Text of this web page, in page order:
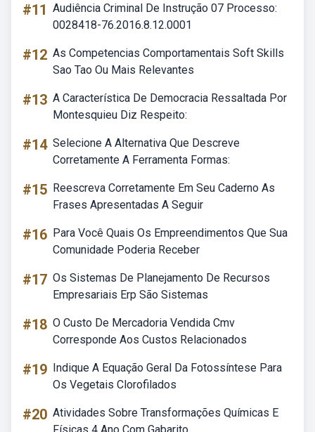
#11 Audiência Criminal De Instrução 07 Processo:
0028418-76.2016.8.12.0001
#12 As Competencias Comportamentais Soft Skills
Sao Tao Ou Mais Relevantes
#13 A Característica De Democracia Ressaltada Por
Montesquieu Diz Respeito:
#14 Selecione A Alternativa Que Descreve
Corretamente A Ferramenta Formas:
#15 Reescreva Corretamente Em Seu Caderno As
Frases Apresentadas A Seguir
#16 Para Você Quais Os Empreendimentos Que Sua
Comunidade Poderia Receber
#17 Os Sistemas De Planejamento De Recursos
Empresariais Erp São Sistemas
#18 O Custo De Mercadoria Vendida Cmv
Corresponde Aos Custos Relacionados
#19 Indique A Equação Geral Da Fotossíntese Para
Os Vegetais Clorofilados
#20 Atividades Sobre Transformações Químicas E